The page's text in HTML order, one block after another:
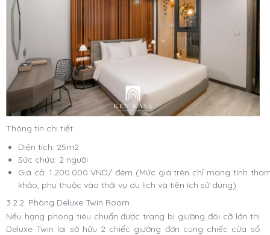
Thông tin chi tiết:
Diện tích: 25m2
Sức chứa: 2 người
Giá cả: 1.200.000 VND/ đêm (Mức giá trên chỉ mang tính
khảo, phụ thuộc vào thời vụ du lịch và tiện ích sử dụng)
3.2.2. Phòng Deluxe Twin Room
Nếu hạng phòng tiêu chuẩn được trang bị giường đôi cỡ lớn thì
Deluxe Twin lại sở hữu 2 chiếc giường đơn cùng chiếc cửa sổ